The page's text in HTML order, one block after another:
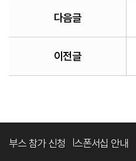
다음글
이전글
부스 참가 신청 스폰서십 안내